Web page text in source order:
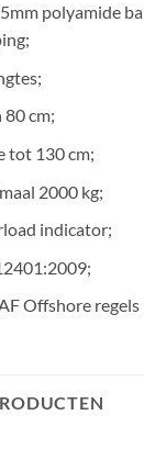
polyamide
80 cm;
tot 130 cm;
2000 kg;
indicator;
Offshore regels